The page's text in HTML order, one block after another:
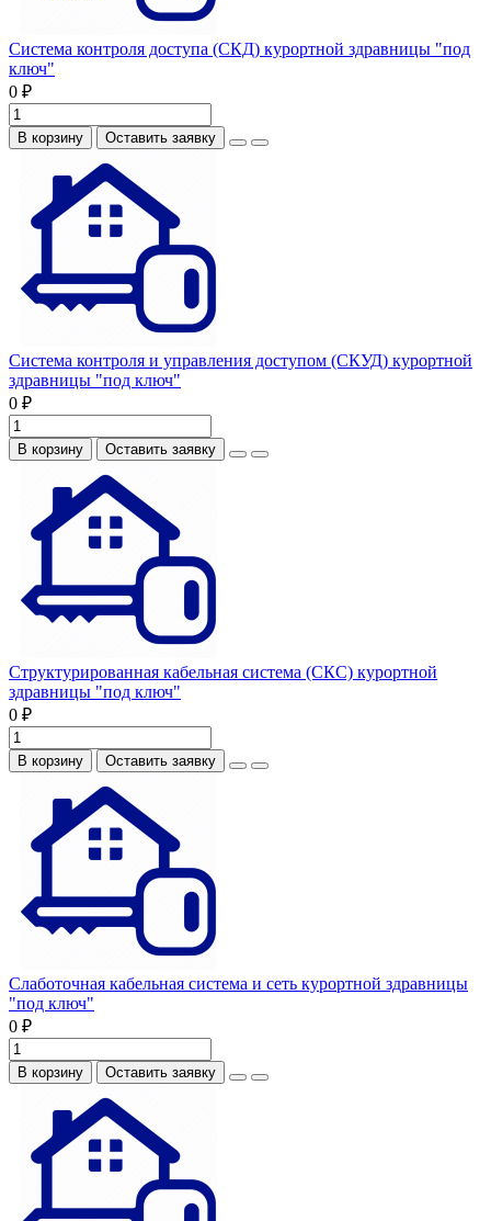
Система контроля доступа (СКД) курортной здравницы "под
ключ"
0 ₽
В корзину Оставить заявку
Система контроля и управления доступом (СКУД) курортной
здравницы "под ключ"
0 ₽
В корзину Оставить заявку
Структурированная кабельная система (СКС) курортной
здравницы "под ключ"
0 ₽
В корзину Оставить заявку
Слаботочная кабельная система и сеть курортной здравницы
"под ключ"
0 ₽
В корзину Оставить заявку